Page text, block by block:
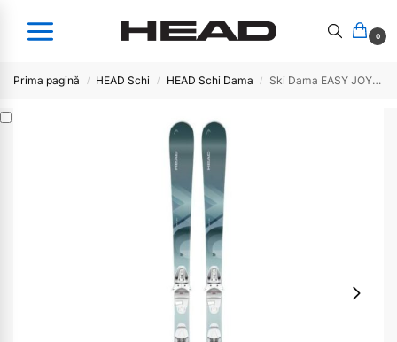
0
Prima pagină / HEAD Schi / HEAD Schi Dama / Ski Dama EASY JOY SLR – BB Joy Pro